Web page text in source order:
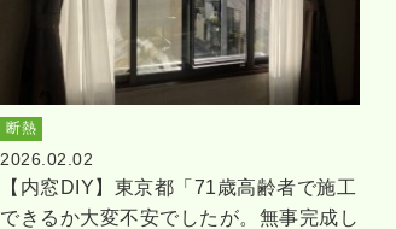
断熱
2026.02.02
【内窓DIY】東京都「71歳高齢者で施工
できるか大変不安でしたが。無事完成し